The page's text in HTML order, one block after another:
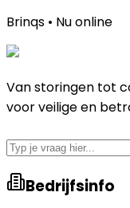
Brinqs • Nu online
Van storingen tot
voor veilige en
Bedrijfsinfo